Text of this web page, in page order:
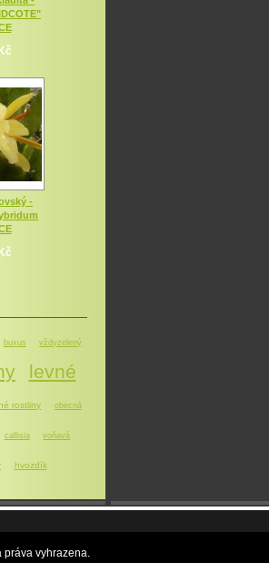
-
buxus vždyzelený
levné
rostliny obecná
callisia voňavá
hvozdík
vyhrazena.